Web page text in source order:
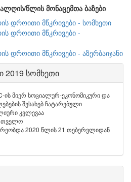
წლის მონაცემთა ბაზები
დროითი მწკრივები - სომხეთი
დროითი მწკრივები -
დროითი მწკრივები - აზერბაიჯანი
2019 სომხეთი
ის მიერ სოციალურ-ეკონომიკური და
შესახებ ჩატარებული
კვლევაა
2020 წლის 21 თებერვლიდან